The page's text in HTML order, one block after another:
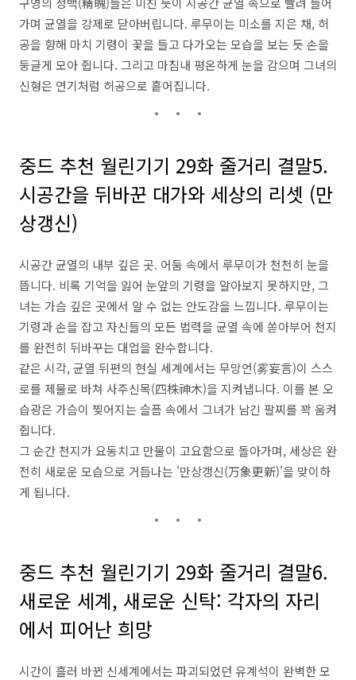
가며 균열을 강제로 닫아버립니다. 루무이는 미소를 지은 채, 허
공을 향해 마치 기령이 꽃을 들고 다가오는 모습을 보는 듯 손을
둥글게 모아 쥡니다. 그리고 마침내 평온하게 눈을 감으며 그녀의
신형은 연기처럼 허공으로 흩어집니다.
중드 추천 월린기기 29화 줄거리 결말5.
시공간을 뒤바꾼 대가와 세상의 리셋 (만
상갱신)
시공간 균열의 내부 깊은 곳. 어둠 속에서 루무이가 천천히 눈을
뜹니다. 비록 기억을 잃어 눈앞의 기령을 알아보지 못하지만, 그
녀는 가슴 깊은 곳에서 알 수 없는 안도감을 느낍니다. 루무이는
기령과 손을 잡고 자신들의 모든 법력을 균열 속에 쏟아부어 천지
를 완전히 뒤바꾸는 대업을 완수합니다.
같은 시각, 균열 뒤편의 현실 세계에서는 무망언(雾妄言)이 스스
로를 제물로 바쳐 사주신목(四株神木)을 지켜냅니다. 이를 본 오
습광은 가슴이 찢어지는 슬픔 속에서 그녀가 남긴 팔찌를 꽉 움켜
쥡니다.
그 순간 천지가 요동치고 만물이 고요함으로 돌아가며, 세상은 완
전히 새로운 모습으로 거듭나는 '만상갱신(万象更新)'을 맞이하
게 됩니다.
중드 추천 월린기기 29화 줄거리 결말6.
새로운 세계, 새로운 신탁: 각자의 자리
에서 피어난 희망
시간이 흘러 바뀐 신세계에서는 파괴되었던 유계석이 완벽한 모